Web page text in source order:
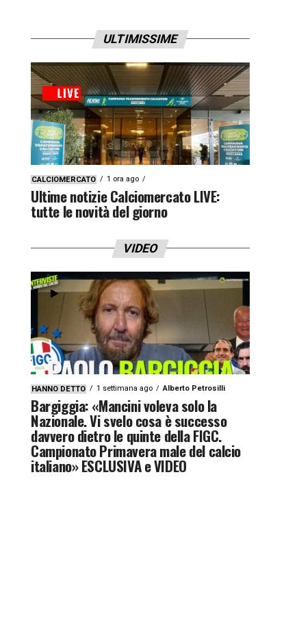
ULTIMISSIME
CALCIOMERCATO 1 ora ago
Ultime notizie Calciomercato LIVE:
tutte le novità del giorno
VIDEO
HANNO DETTO 1 settimana ago Alberto Petrosilli
Bargiggia: «Mancini voleva solo la
Nazionale. Vi svelo cosa è successo
davvero dietro le quinte della FIGC.
Campionato Primavera male del calcio
italiano» ESCLUSIVA e VIDEO